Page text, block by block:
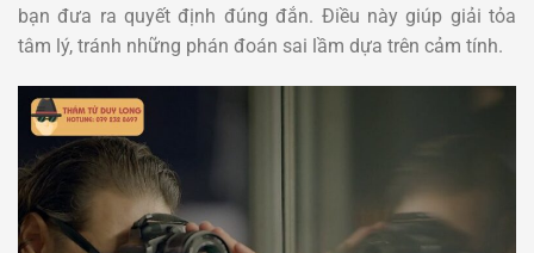
bạn đưa ra quyết định đúng đắn. Điều này giúp giải tỏa
tâm lý, tránh những phán đoán sai lầm dựa trên cảm tính.